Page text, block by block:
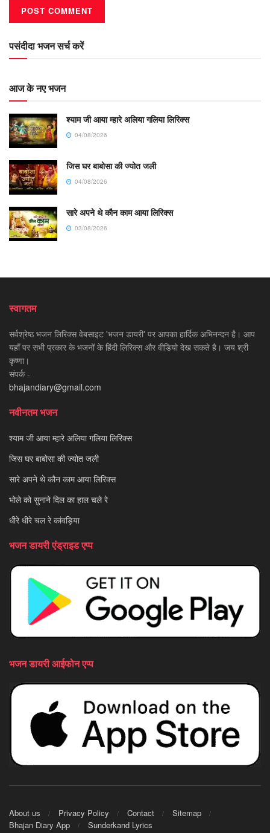
पसंदीदा भजन सर्च करें
आज के नए भजन
श्याम जी आया म्हारे अलिया गलिया लिरिक्स
04/08/2026
जिस घर बाबोसा की ज्योत जली
04/08/2026
सारे अपने थे कौन काम आया लिरिक्स
03/08/2026
स्वागतम
सर्वश्रेष्ठ भजन लिरिक्स वेबसाइट 'भजन डायरी' पर आपका हार्दिक अभिनन्दन है। आप
यहाँ पर सभी प्रकार के भजनों के हिंदी लिरिक्स और वीडियो देख सकते है। जय श्री
कृष्णा।
संपर्क -
bhajandiary@gmail.com
नवीनतम भजन
श्याम जी आया म्हारे अलिया गलिया लिरिक्स
जिस घर बाबोसा की ज्योत जली
सारे अपने थे कौन काम आया लिरिक्स
भोले को सुनाने दिल का हाल चले रे
धीरे धीरे चल रे कांवड़िया
भजन डायरी एंड्राइड एप्प
भजन डायरी आईफोन एप्प
About us Privacy Policy Contact
Sitemap
Bhajan Diary App
Sunderkand Lyrics